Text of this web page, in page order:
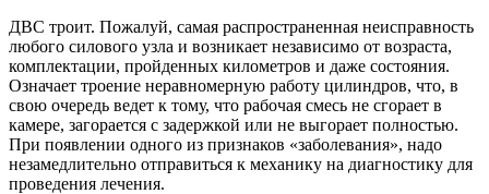
ДВС троит. Пожалуй, самая распространенная неисправность
любого силового узла и возникает независимо от возраста,
комплектации, пройденных километров и даже состояния.
Означает троение неравномерную работу цилиндров, что, в
свою очередь ведет к тому, что рабочая смесь не сгорает в
камере, загорается с задержкой или не выгорает полностью.
При появлении одного из признаков «заболевания», надо
незамедлительно отправиться к механику на диагностику для
проведения лечения.